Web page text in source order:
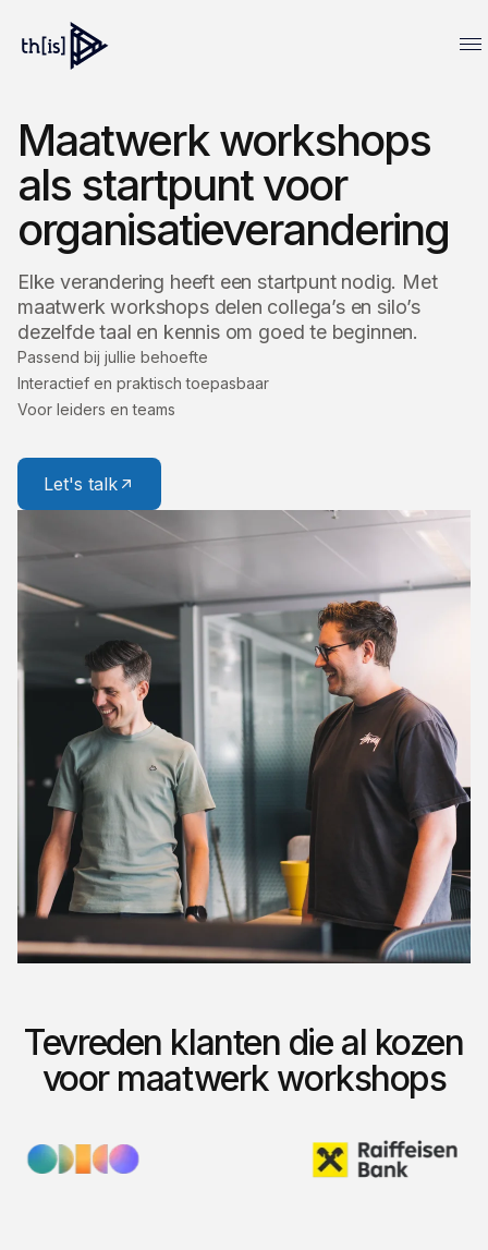
Maatwerk workshops
als startpunt voor
organisatieverandering
Elke verandering heeft een startpunt nodig. Met
maatwerk workshops delen collega’s en silo’s
dezelfde taal en kennis om goed te beginnen.
Passend bij jullie behoefte
Interactief en praktisch toepasbaar
Voor leiders en teams
Let's talk
Tevreden klanten die al kozen
voor maatwerk workshops